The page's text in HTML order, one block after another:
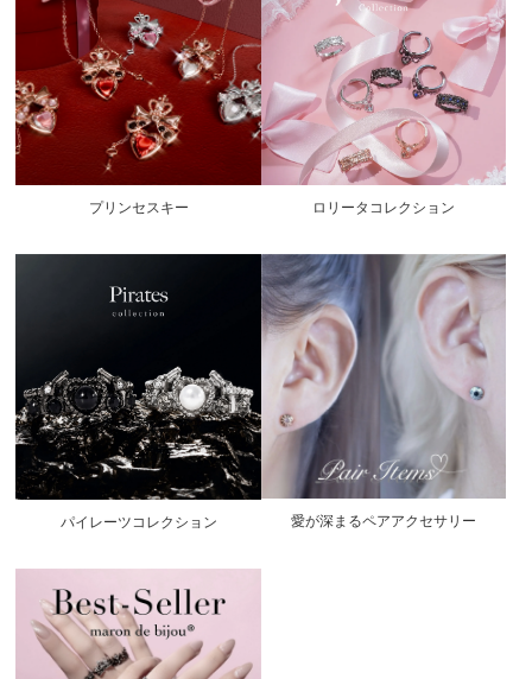
プリンセスキー ロリータコレクション
パイレーツコレクション 愛が深まるペアアクセサリー